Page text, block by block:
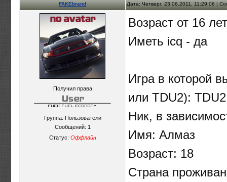
FAKEbrand Дата: Четверг, 23.06.2011, 11:29:06 |
Получил права
Группа: Пользователи
Сообщений: 1
Статус: Оффлайн
Возраст от 16
Иметь icq - да
Игра в которой
или TDU2): TDU2
Ник, в
Имя: Алмаз
Возраст: 18
Страна